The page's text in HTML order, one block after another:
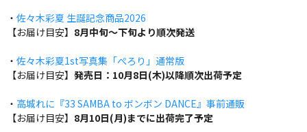
・ 佐々木彩夏 生誕記念商品2026
【お届け目安】 8月中旬～下旬より順次発送
・ 佐々木彩夏1st写真集「ぺろり」通常版
【お届け目安】 発売日：10月8日(木)以降順次出荷予定
・ 高城れに『33 SAMBA to ボンボン DANCE』事前通販
【お届け目安】 8月10日(月)までに出荷完了予定